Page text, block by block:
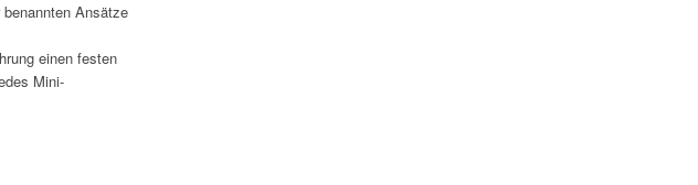
Ansätze
einen festen
Mini-